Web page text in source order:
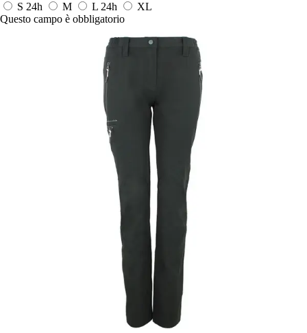
S 24h M L 24h
XL
Questo campo è obbligatorio